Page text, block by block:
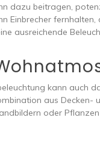
dazu beitragen,
Einbrecher
ausreichende
kann auch
aus
oder